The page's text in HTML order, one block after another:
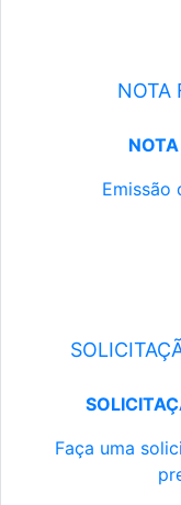
NOTA
Emissão
Faça uma